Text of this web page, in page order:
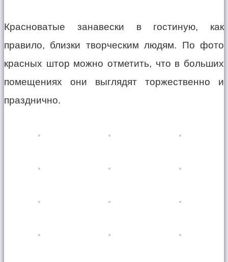
Красноватые занавески в гостиную, как
правило, близки творческим людям. По фото
красных штор можно отметить, что в больших
помещениях они выглядят торжественно и
празднично.